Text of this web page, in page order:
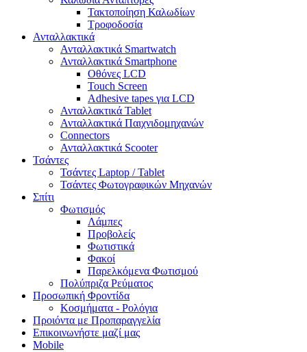
Τακτοποίηση Καλωδίων
Τροφοδοσία
Ανταλλακτικά
Ανταλλακτικά Smartwatch
Ανταλλακτικά Smartphone
Οθόνες LCD
Touch Screen
Adhesive tapes για LCD
Ανταλλακτικά Tablet
Ανταλλακτικά Παιχνιδομηχανών
Connectors
Ανταλλακτικά Scooter
Τσάντες
Τσάντες Laptop / Tablet
Τσάντες Φωτoγραφικών Μηχανών
Σπίτι
Φωτισμός
Λάμπες
Προβολείς
Φωτιστικά
Φακοί
Παρελκόμενα Φωτισμού
Πολύπριζα Ρεύματος
Προσωπική Φροντίδα
Κοσμήματα - Ρολόγια
Προιόντα με Προπαραγγελία
Επικοινωνήστε μαζί μας
Mobile